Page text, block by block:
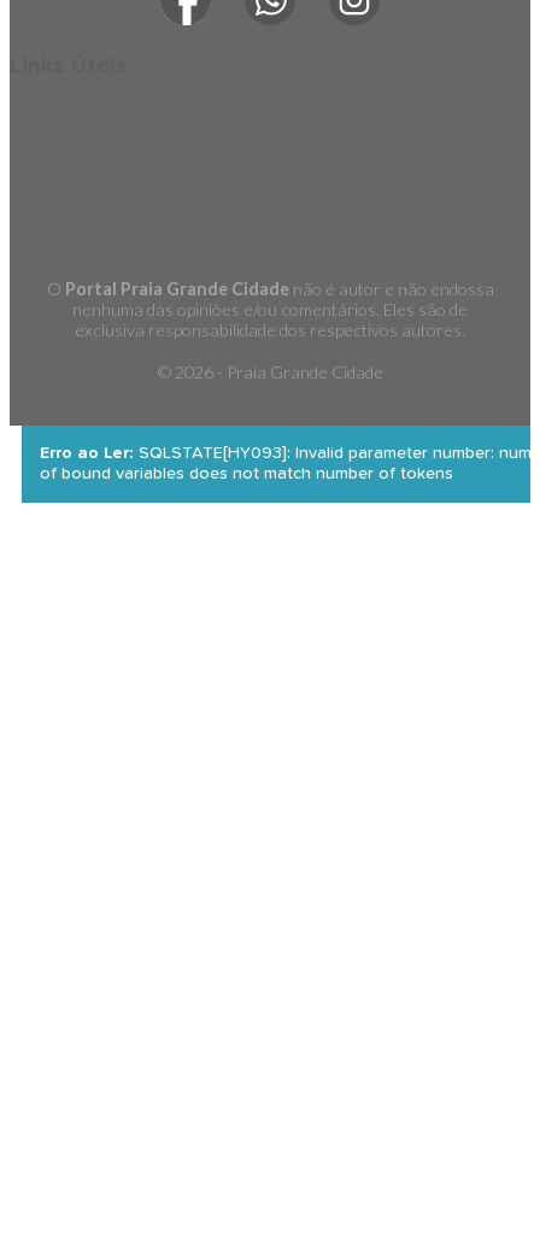
O Portal Praia Grande Cidadenão é autor e não endossa
nenhuma das opiniões e/ou comentários. Eles são de
exclusiva responsabilidade dos respectivos autores.
© 2026 - Praia Grande Cidade
Erro ao Ler: SQLSTATE[HY093]: Invalid parameter number:
of bound variables does not match number of tokens